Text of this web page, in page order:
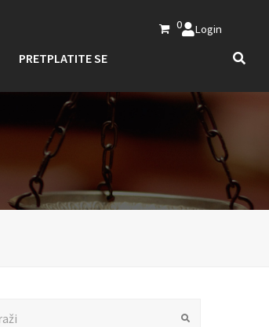
0 Login
PRETPLATITE SE